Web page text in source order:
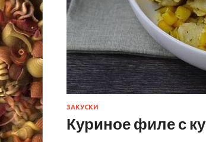
ЗАКУСКИ
Куриное филе с